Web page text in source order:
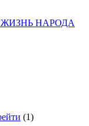
НАРОДА
(1)